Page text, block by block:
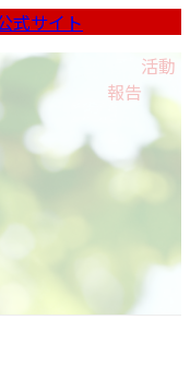
私の約束
Channel
活動
報告